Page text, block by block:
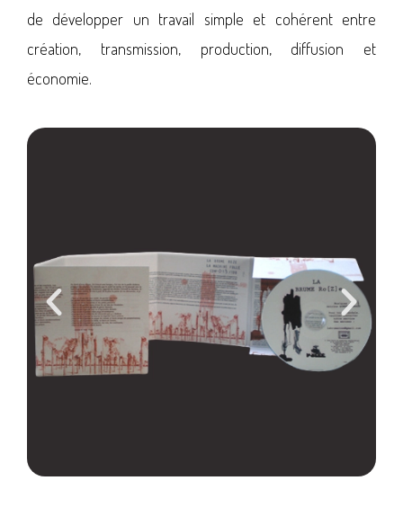
de développer un travail simple et cohérent entre
création, transmission, production, diffusion et
économie.